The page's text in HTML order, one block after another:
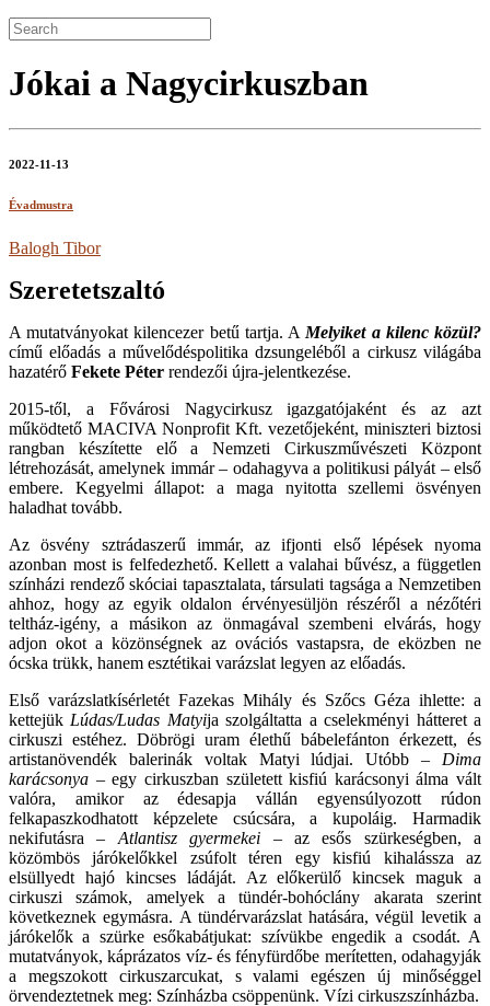
Jókai a Nagycirkuszban
2022-11-13
Évadmustra
Balogh Tibor
Szeretetszaltó
A mutatványokat kilencezer betű tartja. A Melyiket a kilenc közül?
című előadás a művelődéspolitika dzsungeléből a cirkusz világába
hazatérő Fekete Péter rendezői újra-jelentkezése.
2015-től, a Fővárosi Nagycirkusz igazgatójaként és az azt
működtető MACIVA Nonprofit Kft. vezetőjeként, miniszteri biztosi
rangban készítette elő a Nemzeti Cirkuszművészeti Központ
létrehozását, amelynek immár – odahagyva a politikusi pályát – első
embere. Kegyelmi állapot: a maga nyitotta szellemi ösvényen
haladhat tovább.
Az ösvény sztrádaszerű immár, az ifjonti első lépések nyoma
azonban most is felfedezhető. Kellett a valahai bűvész, a független
színházi rendező skóciai tapasztalata, társulati tagsága a Nemzetiben
ahhoz, hogy az egyik oldalon érvényesüljön részéről a nézőtéri
teltház-igény, a másikon az önmagával szembeni elvárás, hogy
adjon okot a közönségnek az ovációs vastapsra, de eközben ne
ócska trükk, hanem esztétikai varázslat legyen az előadás.
Első varázslatkísérletét Fazekas Mihály és Szőcs Géza ihlette: a
kettejük Lúdas/Ludas Matyija szolgáltatta a cselekményi hátteret a
cirkuszi estéhez. Döbrögi uram élethű bábelefánton érkezett, és
artistanövendék balerinák voltak Matyi lúdjai. Utóbb – Dima
karácsonya – egy cirkuszban született kisfiú karácsonyi álma vált
valóra, amikor az édesapja vállán egyensúlyozott rúdon
felkapaszkodhatott képzelete csúcsára, a kupoláig. Harmadik
nekifutásra – Atlantisz gyermekei – az esős szürkeségben, a
közömbös járókelőkkel zsúfolt téren egy kisfiú kihalássza az
elsüllyedt hajó kincses ládáját. Az előkerülő kincsek maguk a
cirkuszi számok, amelyek a tündér-bohóclány akarata szerint
következnek egymásra. A tündérvarázslat hatására, végül levetik a
járókelők a szürke esőkabátjukat: szívükbe engedik a csodát. A
mutatványok, káprázatos víz- és fényfürdőbe merítetten, odahagyják
a megszokott cirkuszarcukat, s valami egészen új minőséggel
örvendeztetnek meg: Színházba csöppenünk. Vízi cirkuszszínházba.